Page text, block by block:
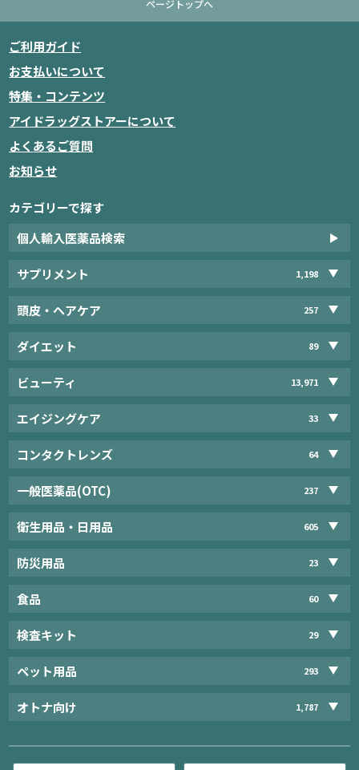
ページトップへ
ご利用ガイド
お支払いについて
特集・コンテンツ
アイドラッグストアーについて
よくあるご質問
お知らせ
カテゴリーで探す
個人輸入医薬品検索
サプリメント 1,198
頭皮・ヘアケア 257
ダイエット 89
ビューティ 13,971
エイジングケア 33
コンタクトレンズ 64
一般医薬品(OTC) 237
衛生用品・日用品 605
防災用品 23
食品 60
検査キット 29
ペット用品 293
オトナ向け 1,787